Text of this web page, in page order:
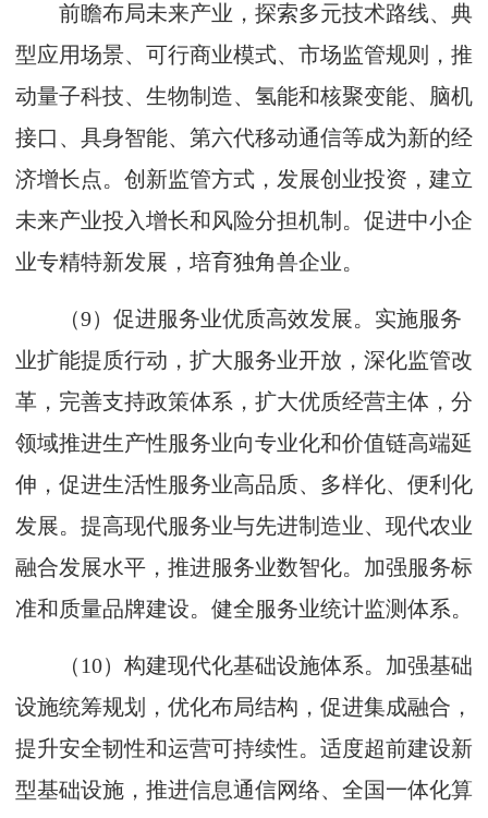
前瞻布局未来产业，探索多元技术路线、典
型应用场景、可行商业模式、市场监管规则，推
动量子科技、生物制造、氢能和核聚变能、脑机
接口、具身智能、第六代移动通信等成为新的经
济增长点。创新监管方式，发展创业投资，建立
未来产业投入增长和风险分担机制。促进中小企
业专精特新发展，培育独角兽企业。
（9）促进服务业优质高效发展。实施服务
业扩能提质行动，扩大服务业开放，深化监管改
革，完善支持政策体系，扩大优质经营主体，分
领域推进生产性服务业向专业化和价值链高端延
伸，促进生活性服务业高品质、多样化、便利化
发展。提高现代服务业与先进制造业、现代农业
融合发展水平，推进服务业数智化。加强服务标
准和质量品牌建设。健全服务业统计监测体系。
（10）构建现代化基础设施体系。加强基础
设施统筹规划，优化布局结构，促进集成融合，
提升安全韧性和运营可持续性。适度超前建设新
型基础设施，推进信息通信网络、全国一体化算